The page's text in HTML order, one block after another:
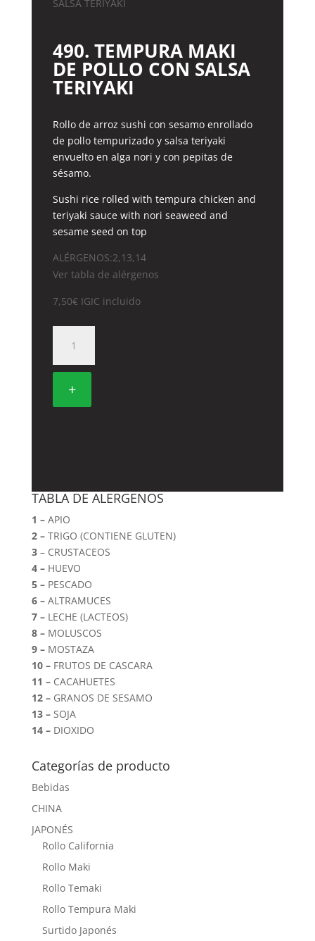
490. TEMPURA MAKI
DE POLLO CON SALSA
TERIYAKI
Rollo de arroz sushi con sesamo enrollado
de pollo tempurizado y salsa teriyaki
envuelto en alga nori y con pepitas de
sésamo.
Sushi rice rolled with tempura chicken and
teriyaki sauce with nori seaweed and
sesame seed on top
ALÉRGENOS:2,13,14
Ver tabla de alérgenos
7,50€ IGIC incluido
TEMPURA
MAKI
POLLO
+
TABLA DE ALERGENOS
1 –APIO
2 –TRIGO (CONTIENE GLUTEN)
3– CRUSTACEOS
4 –HUEVO
5 –PESCADO
6 –ALTRAMUCES
7 –LECHE (LACTEOS)
8 –MOLUSCOS
9 –MOSTAZA
10 –FRUTOS DE CASCARA
11 –CACAHUETES
12 –GRANOS DE SESAMO
13 –SOJA
14 –DIOXIDO
Categorías de producto
Bebidas
CHINA
JAPONÉS
Rollo California
Rollo Maki
Rollo Temaki
Rollo Tempura Maki
Surtido Japonés